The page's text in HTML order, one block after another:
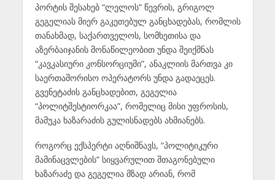
პორტის შესახებ “ლელოს” წევრის, გრიგოლ
გეგელიას მიერ გაკეთებულ განცხადებას, რომლის
თანახმად, საქართველოს, სომხეთისა და
აზერბაიჯანის მონაწილეობით უნდა შეიქმნას
“კავკასიური კონსორციუმი”, ანაკლიის მართვა კი
საერთაშორისო ოპერატორს უნდა გადაეცეს.
გვენეტაძის განცხადებით, გეგელია
“პოლიტშესტიორკაა”, რომელიც მისი უფროსის,
მამუკა ხაზარაძის გულისნადებს ახმიანებს.
როგორც ექსპერტი აღნიშნავს, “პოლიტიკური
მამინაცვლების” სიყვარულით შთაგონებული
ხაზარაძე და გეგელია მზად არიან, რომ